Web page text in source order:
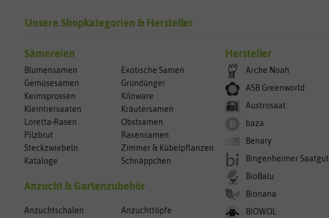
Unsere Shopkategorien & Hersteller
Sämereien
Blumensamen
Exotische Samen
Gemüsesamen
Gründünger
Keimsprossen
Kiloware
Kleintiersaaten
Kräutersamen
Loretta-Rasen
Obstsamen
Pilzbrut
Rasensamen
Steckzwiebeln
Zimmer & Kübelpflanzen
Kataloge
Schnäppchen
Anzucht & Gartenzubehör
Anzuchtschalen
Anzuchttöpfe
Hersteller
Arche Noah
ASB Greenworld
Austrosaat
baza
Benary
Bingenheimer Saatgut
BioBalu
Bionana
BIOWOL